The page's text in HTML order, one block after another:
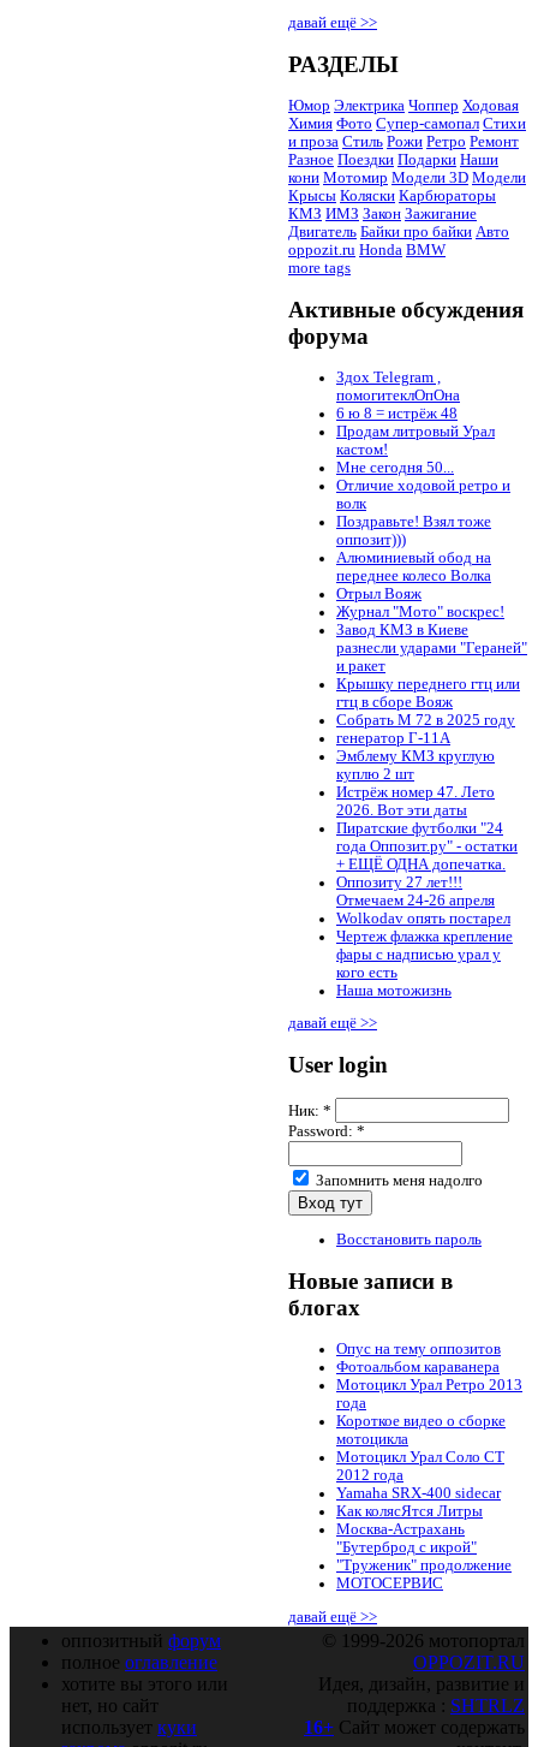
давай ещё >>
РАЗДЕЛЫ
Юмор Электрика Чоппер Ходовая
Химия Фото Супер-самопал Стихи
и проза Стиль Рожи Ретро Ремонт
Разное Поездки Подарки Наши
кони Мотомир Модели 3D Модели
Крысы Коляски Карбюраторы
КМЗ ИМЗ Закон Зажигание
Двигатель Байки про байки Авто
oppozit.ru Honda BMW
more tags
Активные обсуждения
форума
Здох Telegram ,
помогитеклОпОна
6 ю 8 = истрёж 48
Продам литровый Урал
кастом!
Мне сегодня 50...
Отличие ходовой ретро и
волк
Поздравьте! Взял тоже
оппозит)))
Алюминиевый обод на
переднее колесо Волка
Отрыл Вояж
Журнал "Мото" воскрес!
Завод КМЗ в Киеве
разнесли ударами "Гераней"
и ракет
Крышку переднего гтц или
гтц в сборе Вояж
Собрать М 72 в 2025 году
генератор Г-11А
Эмблему КМЗ круглую
куплю 2 шт
Истрёж номер 47. Лето
2026. Вот эти даты
Пиратские футболки "24
года Оппозит.ру" - остатки
+ ЕЩЁ ОДНА допечатка.
Оппозиту 27 лет!!!
Отмечаем 24-26 апреля
Wolkodav опять постарел
Чертеж флажка крепление
фары с надписью урал у
кого есть
Наша мотожизнь
давай ещё >>
User login
Ник: *
Password: *
Запомнить меня надолго
Восстановить пароль
Новые записи в
блогах
Опус на тему оппозитов
Фотоальбом караванера
Мотоцикл Урал Ретро 2013
года
Короткое видео о сборке
мотоцикла
Мотоцикл Урал Соло СТ
2012 года
Yamaha SRX-400 sidecar
Как колясЯтся Литры
Москва-Астрахань
"Бутерброд с икрой"
"Труженик" продолжение
МОТОСЕРВИС
давай ещё >>
оппозитный форум
полное оглавление
хотите вы этого или
нет, но сайт
использует куки
© 1999-2026 мотопортал
OPPOZIT.RU
Идея, дизайн, развитие и
поддержка : SHTRLZ
16+ Сайт может содержать